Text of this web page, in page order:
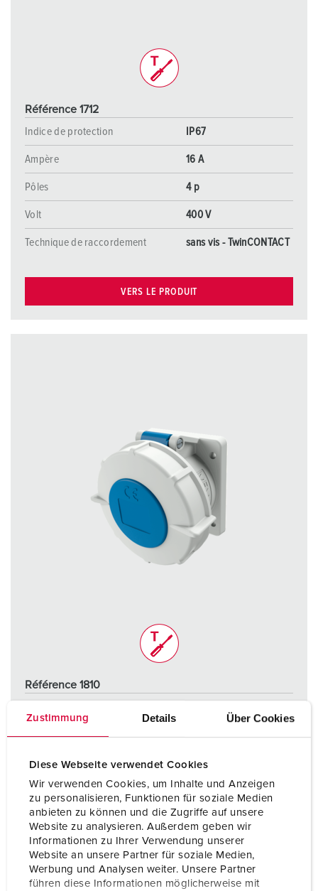
Zustimmung Details Über Cookies
Diese Webseite verwendet Cookies
Wir verwenden Cookies, um Inhalte und Anzeigen
zu personalisieren, Funktionen für soziale Medien
anbieten zu können und die Zugriffe auf unsere
Website zu analysieren. Außerdem geben wir
Informationen zu Ihrer Verwendung unserer
Website an unsere Partner für soziale Medien,
Werbung und Analysen weiter. Unsere Partner
führen diese Informationen möglicherweise mit
Référence 1712
Indice de protection
IP67
Ampère 16 A
Pôles 4 p
Volt 400 V
Technique de raccordement sans vis - TwinCONTACT
VERS LE PRODUIT
Référence 1810
Ampère 32 A
Pôles 3 p
Volt 230 V
Technique de raccordement sans vis - TwinCONTACT
VERS LE PRODUIT